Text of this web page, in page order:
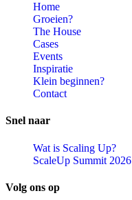
Home
Groeien?
The House
Cases
Events
Inspiratie
Klein beginnen?
Contact
Snel naar
Wat is Scaling Up?
ScaleUp Summit 2026
Volg ons op